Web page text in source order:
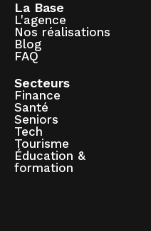
La Base
L'agence
Nos réalisations
Blog
FAQ
Secteurs
Finance
Santé
Seniors
Tech
Tourisme
Éducation &
formation